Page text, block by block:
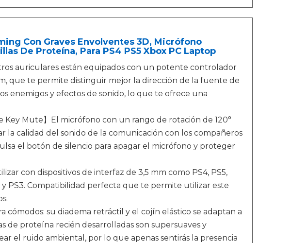
Con Graves Envolventes 3D, Micrófono
De Proteína, Para PS4 PS5 Xbox PC Laptop
auriculares están equipados con un potente controlador
que te permite distinguir mejor la dirección de la fuente de
enemigos y efectos de sonido, lo que te ofrece una
Key Mute】El micrófono con un rango de rotación de 120°
la calidad del sonido de la comunicación con los compañeros
el botón de silencio para apagar el micrófono y proteger
con dispositivos de interfaz de 3,5 mm como PS4, PS5,
y PS3. Compatibilidad perfecta que te permite utilizar este
cómodos: su diadema retráctil y el cojín elástico se adaptan a
de proteína recién desarrolladas son supersuaves y
el ruido ambiental, por lo que apenas sentirás la presencia